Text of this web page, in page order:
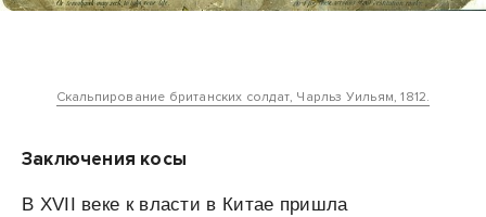
Скальпирование британских солдат, Чарльз Уильям, 1812.
Заключения косы
В XVII веке к власти в Китае пришла